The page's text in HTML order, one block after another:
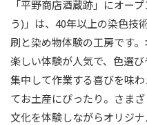
「平野商店酒蔵跡」にオー
う)」は、40年以上の染色技
刷と染め物体験の工房です
楽しい体験が人気で、色選び
集中して作業する喜びを味
てお土産にぴったり。さま
文化を体験しながらオリジ